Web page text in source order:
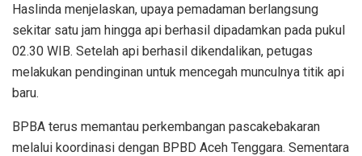
Haslinda menjelaskan, upaya pemadaman berlangsung
sekitar satu jam hingga api berhasil dipadamkan pada pukul
02.30 WIB. Setelah api berhasil dikendalikan, petugas
melakukan pendinginan untuk mencegah munculnya titik api
baru.
BPBA terus memantau perkembangan pascakebakaran
melalui koordinasi dengan BPBD Aceh Tenggara. Sementara